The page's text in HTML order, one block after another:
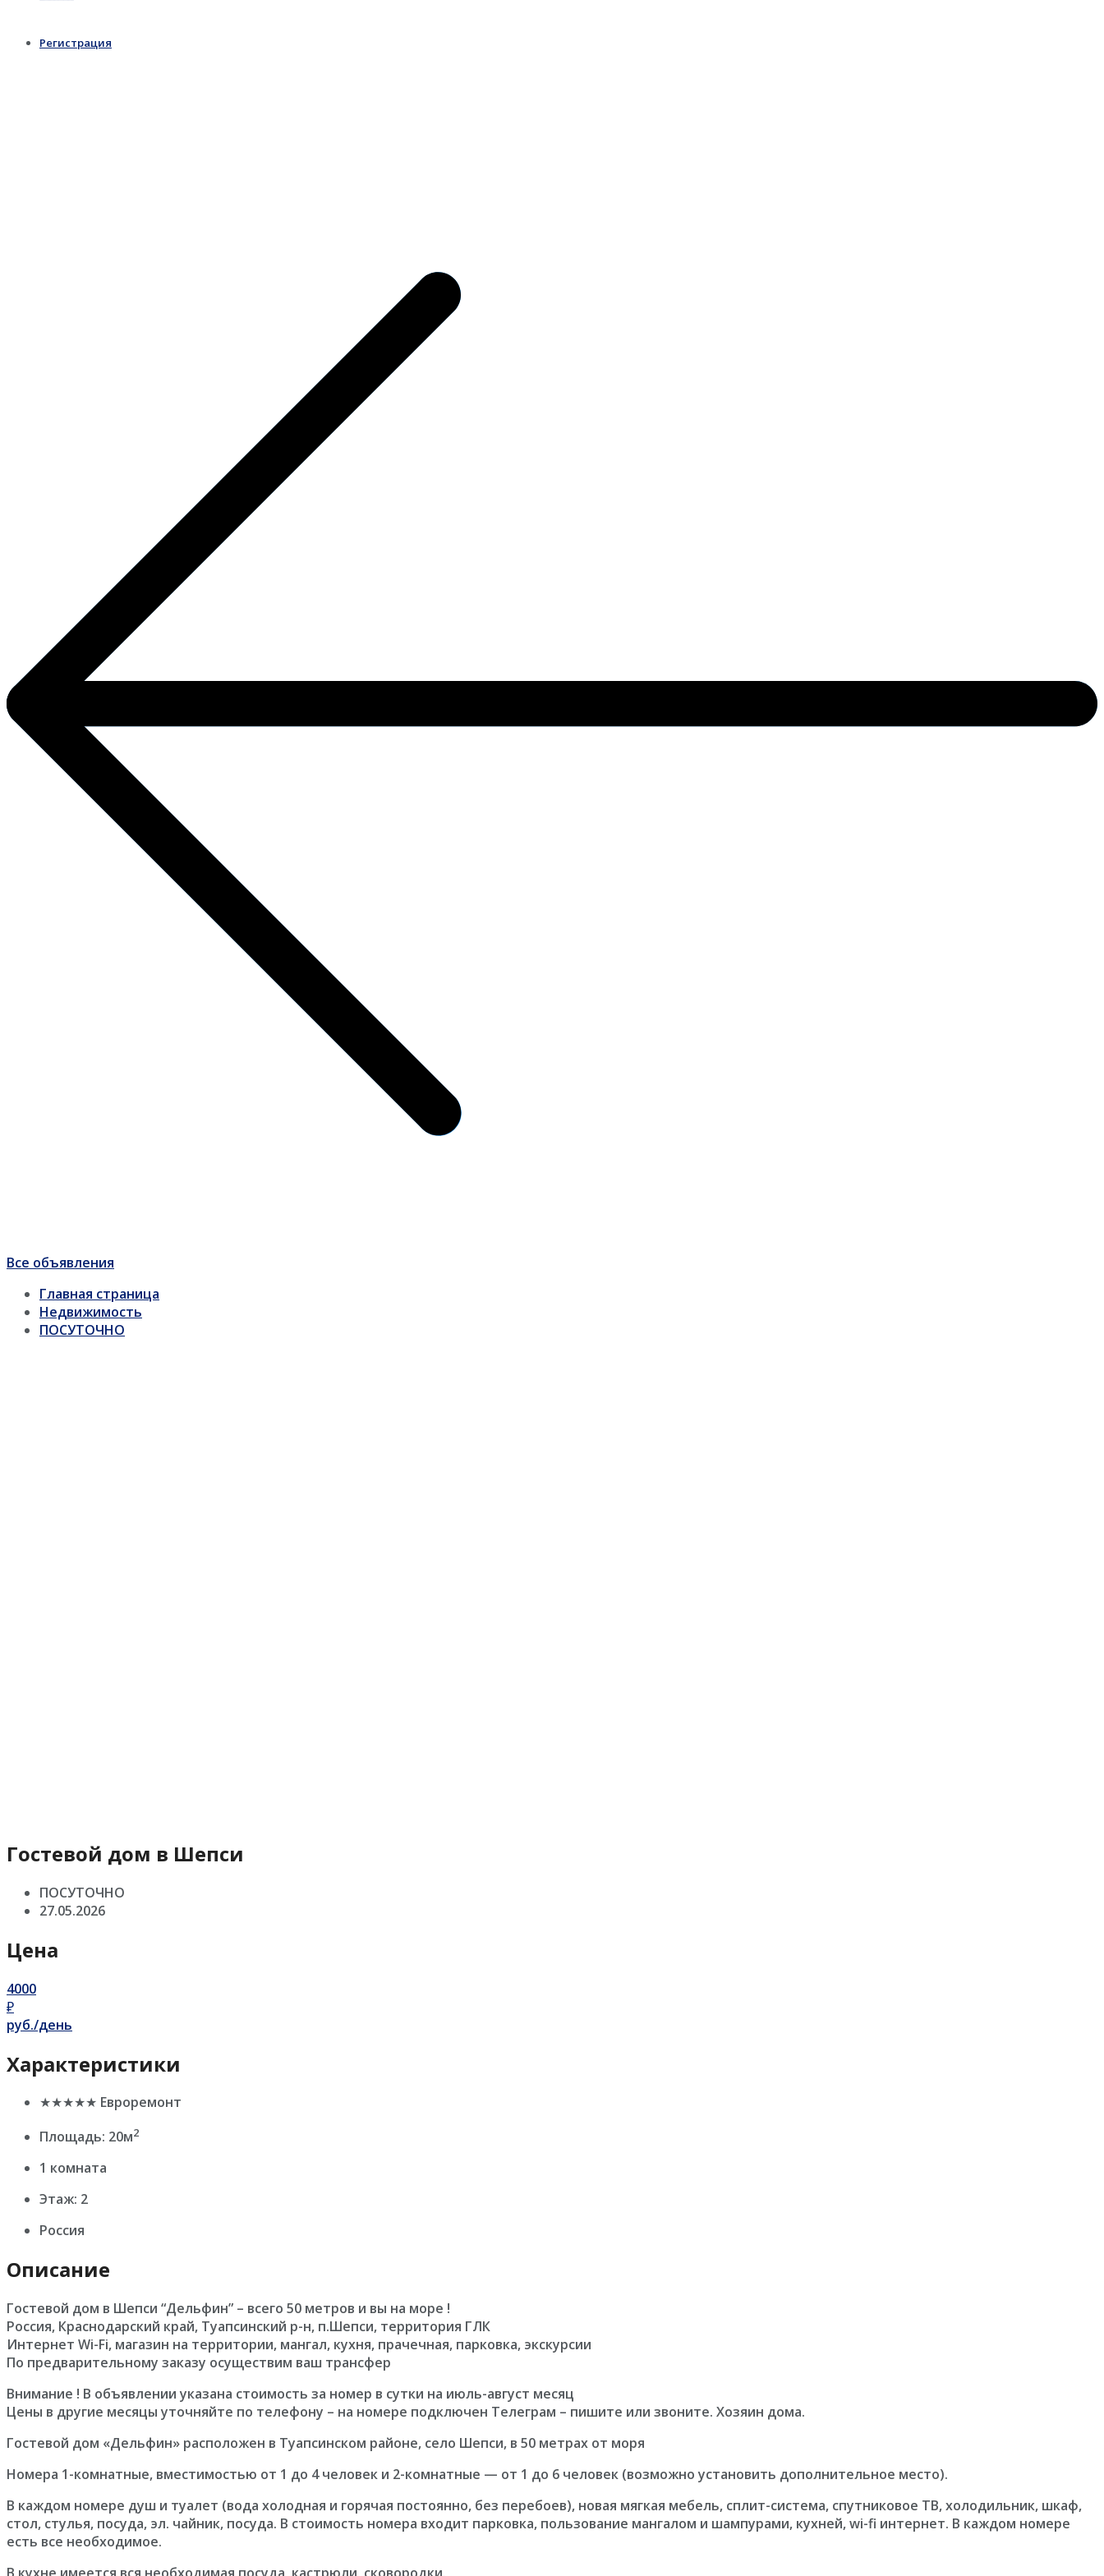
Регистрация
Все объявления
Главная страница
Недвижимость
ПОСУТОЧНО
Гостевой дом в Шепси
ПОСУТОЧНО
27.05.2026
Цена
4000
₽
руб./день
Характеристики
★★★★★ Евроремонт
Площадь: 20м2
1 комната
Этаж: 2
Россия
Описание
Гостевой дом в Шепси “Дельфин” – всего 50 метров и вы на море !
Россия, Краснодарский край, Туапсинский р-н, п.Шепси, территория ГЛК
Интернет Wi-Fi, магазин на территории, мангал, кухня, прачечная, парковка, экскурсии
По предварительному заказу осуществим ваш трансфер
Внимание ! В объявлении указана стоимость за номер в сутки на июль-август месяц
Цены в другие месяцы уточняйте по телефону – на номере подключен Тeлeгрaм – пишите или звоните. Хозяин дома.
Гостевой дом «Дельфин» расположен в Туапсинском районе, село Шепси, в 50 метрах от моря
Номера 1-комнатные, вместимостью от 1 до 4 человек и 2-комнатные — от 1 до 6 человек (возможно установить дополнительное место).
В каждом номере душ и туалет (вода холодная и горячая постоянно, без перебоев), новая мягкая мебель, сплит-система, спутниковое ТВ, холодильник, шкаф,
стол, стулья, посуда, эл. чайник, посуда. В стоимость номера входит парковка, пользование мангалом и шампурами, кухней, wi-fi интернет. В каждом номере
есть все необходимое.
В кухне имеется вся необходимая посуда, кастрюли, сковородки.